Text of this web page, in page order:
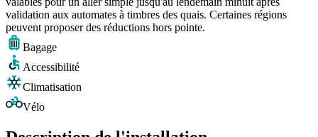
validation aux automates à timbres des quais. Certaines régions
peuvent proposer des réductions hors pointe.
Bagage
Accessibilité
Climatisation
Vélo